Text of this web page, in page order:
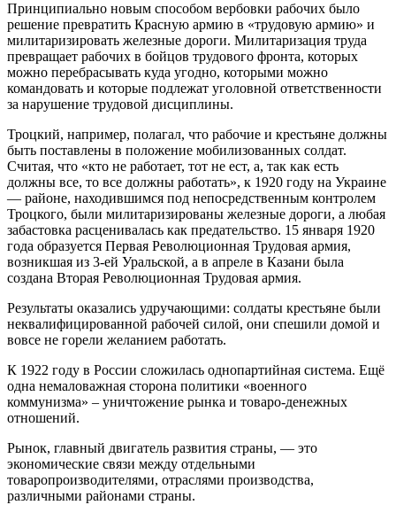
Принципиально новым способом вербовки рабочих было
решение превратить Красную армию в «трудовую армию» и
милитаризировать железные дороги. Милитаризация труда
превращает рабочих в бойцов трудового фронта, которых
можно перебрасывать куда угодно, которыми можно
командовать и которые подлежат уголовной ответственности
за нарушение трудовой дисциплины.
Троцкий, например, полагал, что рабочие и крестьяне должны
быть поставлены в положение мобилизованных солдат.
Считая, что «кто не работает, тот не ест, а, так как есть
должны все, то все должны работать», к 1920 году на Украине
— районе, находившимся под непосредственным контролем
Троцкого, были милитаризированы железные дороги, а любая
забастовка расценивалась как предательство. 15 января 1920
года образуется Первая Революционная Трудовая армия,
возникшая из 3-ей Уральской, а в апреле в Казани была
создана Вторая Революционная Трудовая армия.
Результаты оказались удручающими: солдаты крестьяне были
неквалифицированной рабочей силой, они спешили домой и
вовсе не горели желанием работать.
К 1922 году в России сложилась однопартийная система. Ещё
одна немаловажная сторона политики «военного
коммунизма» – уничтожение рынка и товаро-денежных
отношений.
Рынок, главный двигатель развития страны, — это
экономические связи между отдельными
товаропроизводителями, отраслями производства,
различными районами страны.